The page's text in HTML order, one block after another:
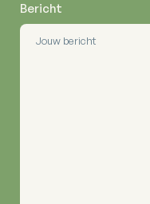
Bericht